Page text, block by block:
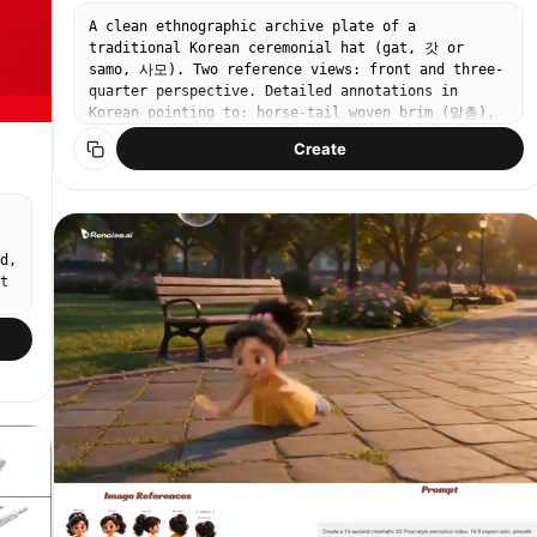
{
武器説明などの設定資料的な情報は不要です。 描くべきなのは
スペックではなく、 “好きになる理由”です。 キャラクター本
人の魅力が最優先。 パネルや注釈が多すぎて主役が埋もれない
ようにしてください。 中央のキャラクターは必ず最も可愛く、
最も完成度高く描いてください。 全体の印象： cute
character charm analysis sheet, visual breakdown
of cuteness, not a character profile, not a model
sheet, aesthetic design board, fan-favorite
layout, official artbook style, clean anime
illustration, beautiful eyes, expressive hands,
flowing hair, adorable pose, best angle, lovable
expression, fashion detail close-ups, delicate
annotations, soft pastel panels, refined graphic
design, high-quality anime illustration,
commercial-level finish.
A clean ethnographic archive plate of a
traditional Korean ceremonial hat (gat, 갓 or
samo, 사모). Two reference views: front and three-
quarter perspective. Detailed annotations in
Korean pointing to: horse-tail woven brim (말총),
lacquered bamboo frame, ribbon ties (망건 끈).
Museum-quality illustration style, off-white
top: '조선시대 관모 민족지 도판'. Small historical
notes in the margins.
Create